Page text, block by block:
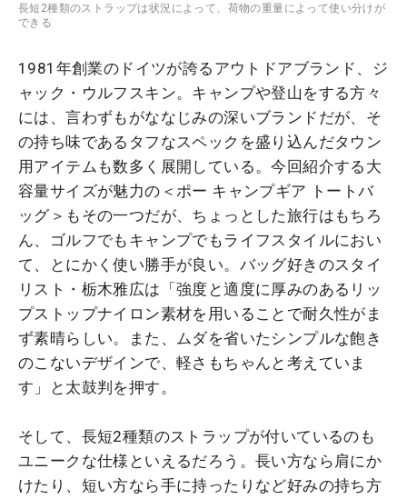
長短2種類のストラップは状況によって、荷物の重量によって使い分けが
できる
1981年創業のドイツが誇るアウトドアブランド、ジ
ャック・ウルフスキン。キャンプや登山をする方々
には、言わずもがななじみの深いブランドだが、そ
の持ち味であるタフなスペックを盛り込んだタウン
用アイテムも数多く展開している。今回紹介する大
容量サイズが魅力の＜ポー キャンプギア トートバ
ッグ＞もその一つだが、ちょっとした旅行はもちろ
ん、ゴルフでもキャンプでもライフスタイルにおい
て、とにかく使い勝手が良い。バッグ好きのスタイ
リスト・栃木雅広は「強度と適度に厚みのあるリッ
プストップナイロン素材を用いることで耐久性がま
ず素晴らしい。また、ムダを省いたシンプルな飽き
のこないデザインで、軽さもちゃんと考えていま
す」と太鼓判を押す。
そして、長短2種類のストラップが付いているのも
ユニークな仕様といえるだろう。長い方なら肩にか
けたり、短い方なら手に持ったりなど好みの持ち方